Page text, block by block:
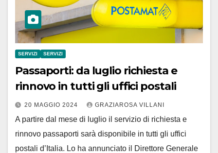
SERVIZI SERVIZI
Passaporti: da luglio richiesta e
rinnovo in tutti gli uffici postali
20 MAGGIO 2024 GRAZIAROSA VILLANI
A partire dal mese di luglio il servizio di richiesta e
rinnovo passaporti sarà disponibile in tutti gli uffici
postali d’Italia. Lo ha annunciato il Direttore Generale